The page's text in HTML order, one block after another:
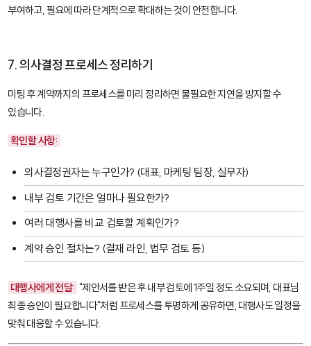
부여하고, 필요에 따라 단계적으로 확대하는 것이 안전합니다.
7. 의사결정 프로세스 정리하기
미팅 후 계약까지의 프로세스를 미리 정리하면 불필요한 지연을 방지할 수
있습니다.
확인할 사항:
의사결정권자는 누구인가? (대표, 마케팅 팀장, 실무자)
내부 검토 기간은 얼마나 필요한가?
여러 대행사를 비교 검토할 계획인가?
계약 승인 절차는? (결재 라인, 법무 검토 등)
대행사에게 전달: "제안서를 받은 후 내부 검토에 1주일 정도 소요되며, 대표님
최종 승인이 필요합니다"처럼 프로세스를 투명하게 공유하면, 대행사도 일정을
맞춰 대응할 수 있습니다.